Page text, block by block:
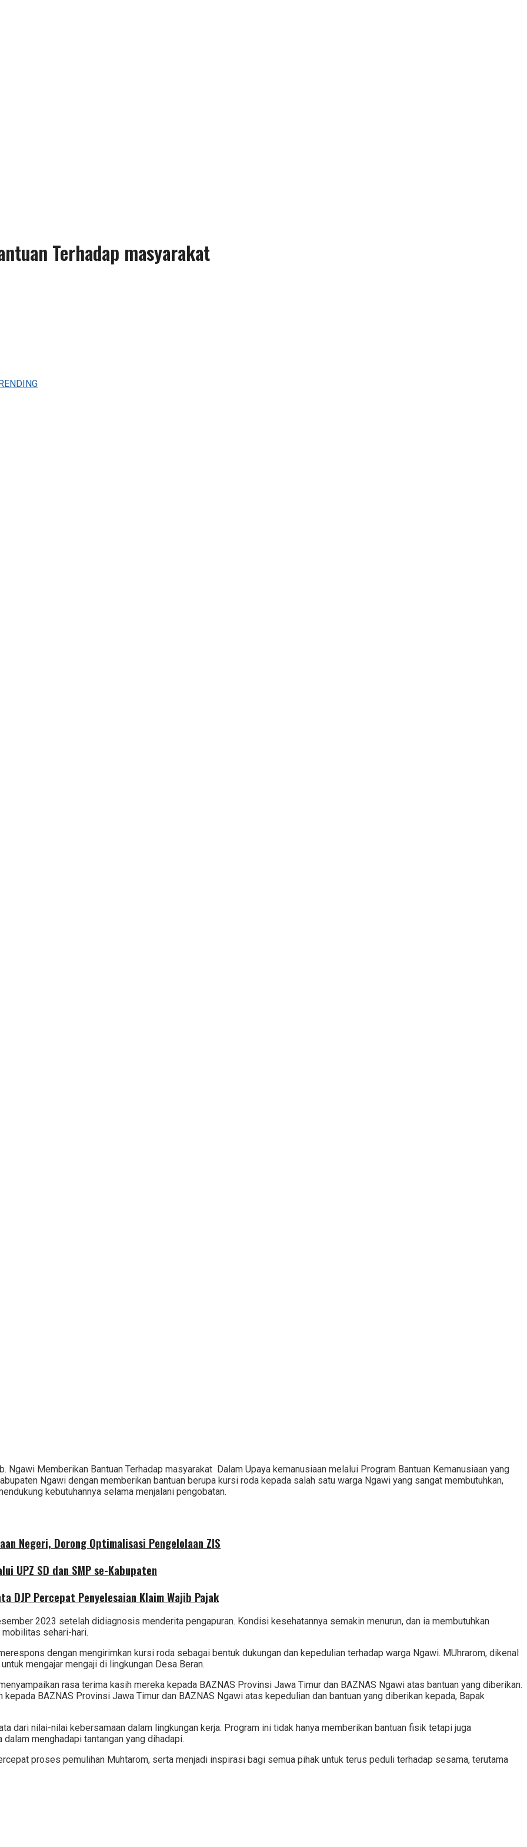
Terhadap masyarakat
Ngawi Memberikan Bantuan Terhadap masyarakat Dalam Upaya kemanusiaan melalui Program Bantuan Kemanusiaan yang
Ngawi dengan memberikan bantuan berupa kursi roda kepada salah satu warga Ngawi yang sangat membutuhkan,
kebutuhannya selama menjalani pengobatan.
Negeri, Dorong Optimalisasi Pengelolaan ZIS
UPZ SD dan SMP se-Kabupaten
DJP Percepat Penyelesaian Klaim Wajib Pajak
2023 setelah didiagnosis menderita pengapuran. Kondisi kesehatannya semakin menurun, dan ia membutuhkan
mobilitas sehari-hari.
dengan mengirimkan kursi roda sebagai bentuk dukungan dan kepedulian terhadap warga Ngawi. MUhrarom, dikenal
mengajar mengaji di lingkungan Desa Beran.
rasa terima kasih mereka kepada BAZNAS Provinsi Jawa Timur dan BAZNAS Ngawi atas bantuan yang diberikan.
BAZNAS Provinsi Jawa Timur dan BAZNAS Ngawi atas kepedulian dan bantuan yang diberikan kepada, Bapak
dari nilai-nilai kebersamaan dalam lingkungan kerja. Program ini tidak hanya memberikan bantuan fisik tetapi juga
menghadapi tantangan yang dihadapi.
proses pemulihan Muhtarom, serta menjadi inspirasi bagi semua pihak untuk terus peduli terhadap sesama, terutama